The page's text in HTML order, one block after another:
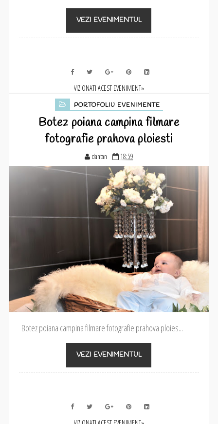
VEZI EVENIMENTUL
VIZIONATI ACEST EVENIMENT»
PORTOFOLIU EVENIMENTE
Botez poiana campina filmare
fotografie prahova ploiesti
dantan 18:59
Botez poiana campina filmare fotografie prahova ploies...
VEZI EVENIMENTUL